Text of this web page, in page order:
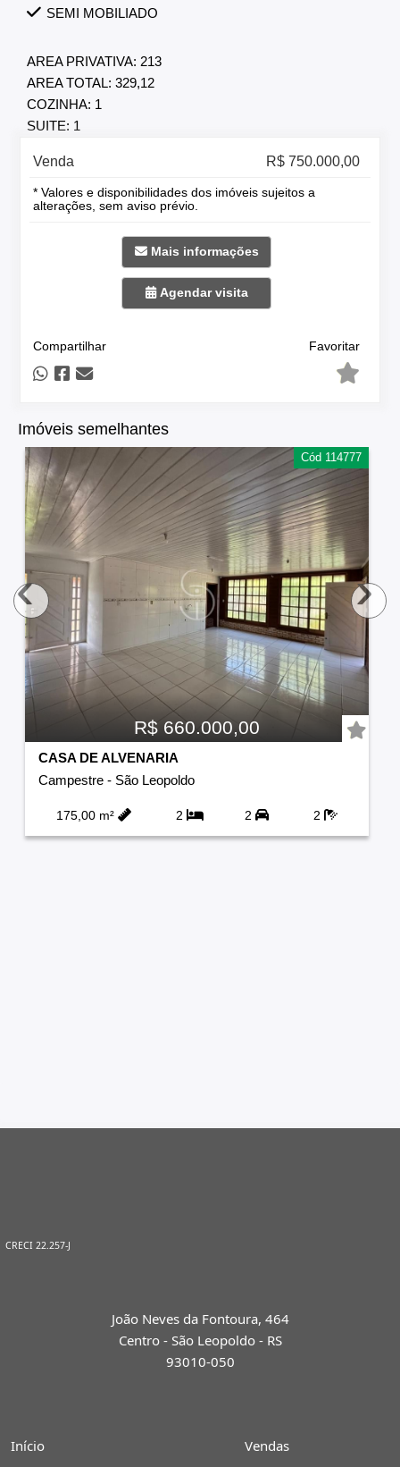
SEMI MOBILIADO
AREA PRIVATIVA: 213
AREA TOTAL: 329,12
COZINHA: 1
SUITE: 1
Venda R$ 750.000,00
* Valores e disponibilidades dos imóveis sujeitos a
alterações, sem aviso prévio.
Mais informações
Agendar visita
Compartilhar Favoritar
Imóveis semelhantes
‹
Cód 114777
R$ 660.000,00
CASA DE ALVENARIA
Campestre - São Leopoldo
175,00 m² 2 2 2
›
CRECI 22.257-J
João Neves da Fontoura, 464
Centro - São Leopoldo - RS
93010-050
Início Vendas